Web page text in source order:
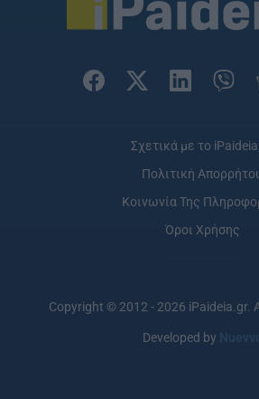
Σχετικά με το
Πολιτική
Κοινωνία Της
Όροι Χρήσης
Copyright © 2012 - 2026 iPaideia.gr.
Developed by